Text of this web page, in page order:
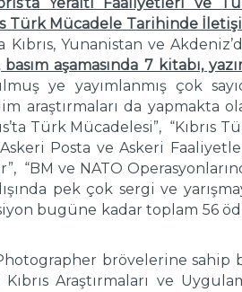
Yeraltı Faaliyetleri ve
Türk Mücadele Tarihinde
Kıbrıs, Yunanistan ve
aşamasında 7 kitabı,
ye yayımlanmış çok
araştırmaları da yapmakta
Türk Mücadelesi”, “Kıbrıs
Askeri Posta ve Askeri
“BM ve NATO
pek çok sergi ve
bugüne kadar toplam 56
brövelerine sahip
Araştırmaları ve